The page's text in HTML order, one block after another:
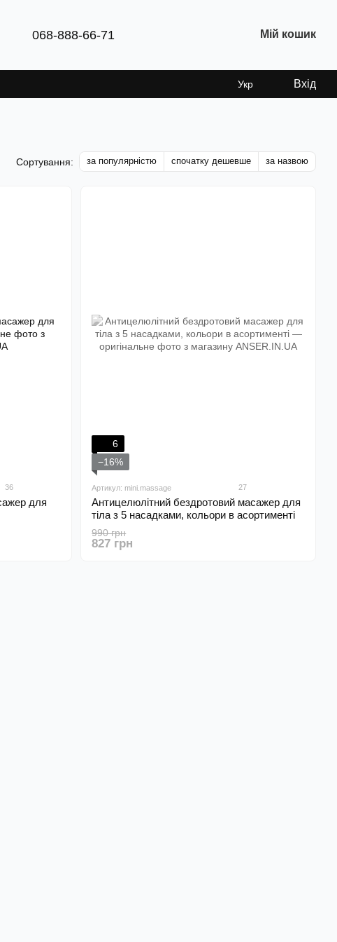
068-888-66-71 Мій кошик
Укр Вхід
Сортування: за популярністю спочатку дешевше за назвою
36
для
6
−16%
Артикул: mini.massage 27
Антицелюлітний бездротовий масажер для
тіла з 5 насадками, кольори в асортименті
990 грн
827 грн